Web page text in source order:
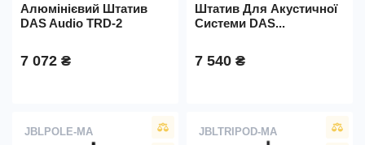
Алюмінієвий Штатив
DAS Audio TRD-2
7 072 ₴
Штатив Для Акустичної
Системи DAS...
7 540 ₴
JBLPOLE-MA JBLTRIPOD-MA